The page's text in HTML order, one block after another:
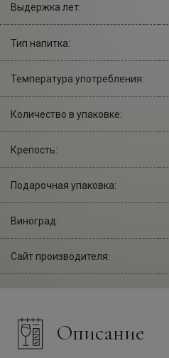
Выдержка лет:
Тип напитка:
Температура употребления:
Количество в упаковке:
Крепость:
Подарочная упаковка:
Виноград:
Сайт производителя:
Описание